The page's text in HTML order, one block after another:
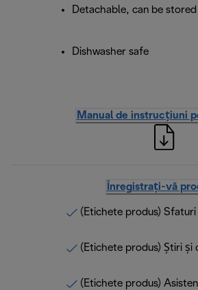
Detachable, can be
Dishwasher safe
Manual de instrucțiuni
Înregistrați-vă
(Etichete produs)
(Etichete produs) Știri și
(Etichete produs)